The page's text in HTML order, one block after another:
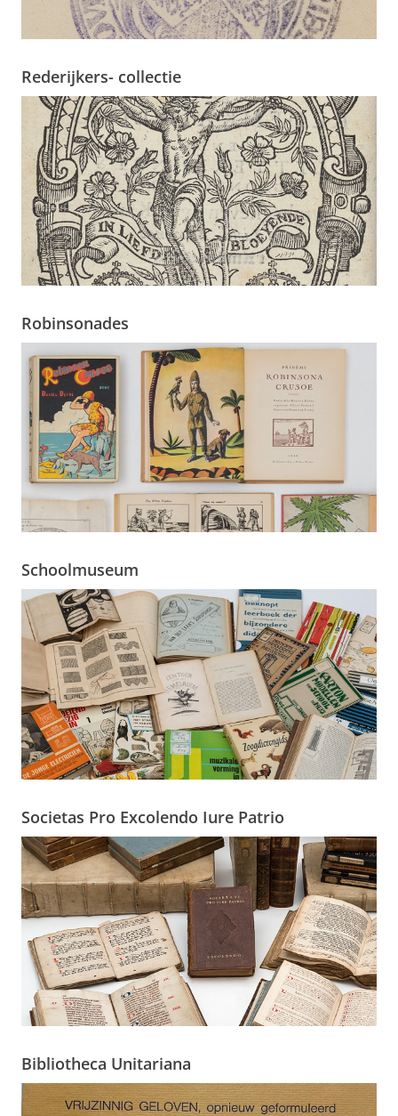
Rederijkers- collectie
Robinsonades
Schoolmuseum
Societas Pro Excolendo Iure Patrio
Bibliotheca Unitariana